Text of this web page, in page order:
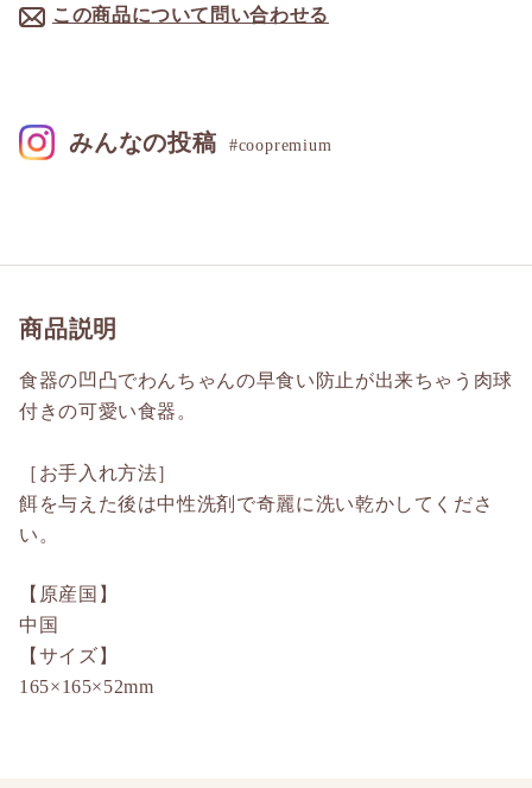
この商品について問い合わせる
商品説明
食器の凹凸でわんちゃんの早食い防止が出来ちゃう肉球
付きの可愛い食器。
［お手入れ方法］
餌を与えた後は中性洗剤で奇麗に洗い乾かしてくださ
い。
【原産国】
中国
【サイズ】
165×165×52mm
みんなの投稿 #coopremium